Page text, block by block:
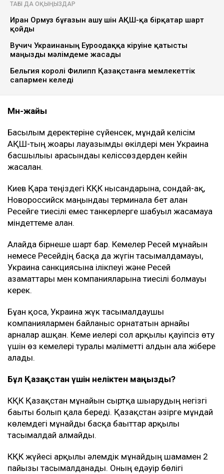
ТАҒЫ ДА ОҚЫҢЫЗДАР
Иран Ормуз бұғазын ашу үшін АҚШ-қа бірқатар шарт
қойды
Вучич Украинаның Еуроодаққа кіруіне қатысты
маңызды мәлімдеме жасады
Бельгия королі Филипп Қазақстанға мемлекеттік
сапармен келеді
Мән-жайы
Басылым деректеріне сүйенсек, мұндай келісім
АҚШ-тың жоғары лауазымды өкілдері мен Украина
басшылығы арасындағы келіссөздерден кейін
жасалған.
Киев Қара теңіздегі КҚК нысандарына, сондай-ақ,
Новороссийск маңындағы терминалға бет алған
Ресейге тиесілі емес танкерлерге шабуыл жасамауға
міндеттеме алған.
Алайда бірнеше шарт бар. Кемелер Ресей мұнайын
немесе Ресейдің басқа да жүгін тасымалдамауы,
Украина санкциясына ілікпеуі және Ресей
азаматтары мен компанияларына тиесілі болмауы
керек.
Бұған қоса, Украина жүк тасымалдаушы
компаниялармен байланыс орнататын арнайы
арналар ашқан. Кеме иелері сол арқылы қауіпсіз өту
үшін өз кемелері туралы мәліметті алдын ала жібере
алады.
Бұл Қазақстан үшін неліктен маңызды?
КҚК Қазақстан мұнайын сыртқа шығарудың негізгі
бағыты болып қала береді. Қазақстан әзірге мұндай
көлемдегі мұнайды басқа бағыттар арқылы
тасымалдай алмайды.
КҚК жүйесі арқылы әлемдік мұнайдың шамамен 2
пайызы тасымалданады. Оның едәуір бөлігі